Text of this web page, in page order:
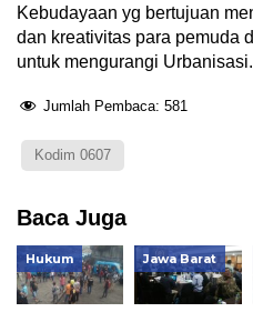
Kebudayaan yg bertujuan
dan kreativitas para pemuda
untuk mengurangi Urbanisasi.
Jumlah Pembaca: 581
Kodim 0607
Baca Juga
Hukum Jawa Barat